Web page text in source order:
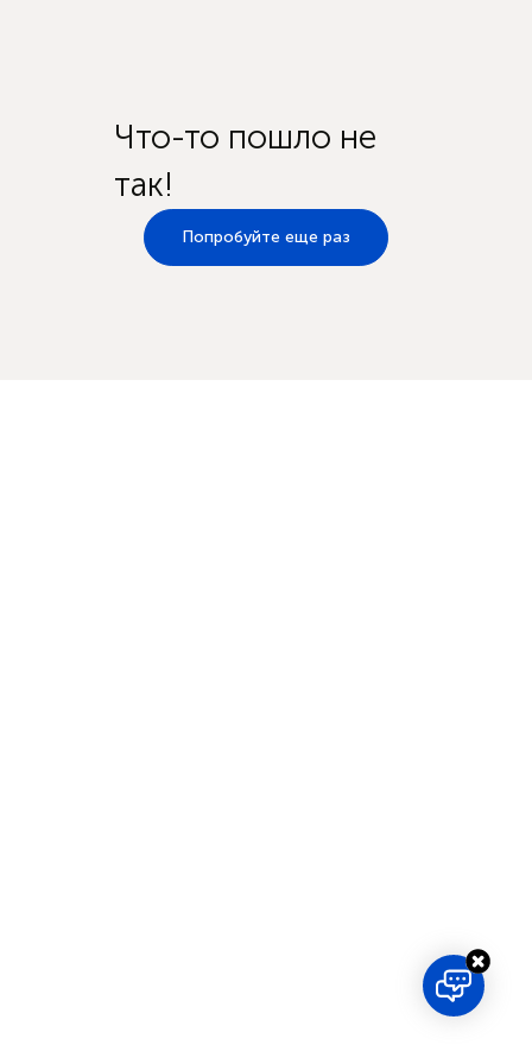
Что-то пошло не
так!
Попробуйте еще раз